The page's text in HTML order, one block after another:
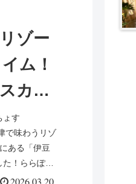
ゾー
ム！
カフ
ライ
ょす
で味わうリゾ
ある「伊豆
！ららぽー
2026.03.20